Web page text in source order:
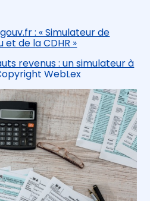
: « Simulateur de
et de la CDHR »
revenus : un simulateur à
WebLex